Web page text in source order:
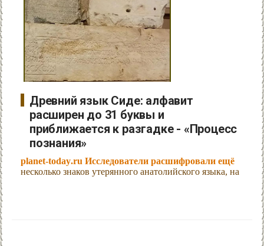
Древний язык Сиде: алфавит
расширен до 31 буквы и
приближается к разгадке - «Процесс
познания»
planet-today.ru Исследователи расшифровали ещё
несколько знаков утерянного анатолийского языка, на